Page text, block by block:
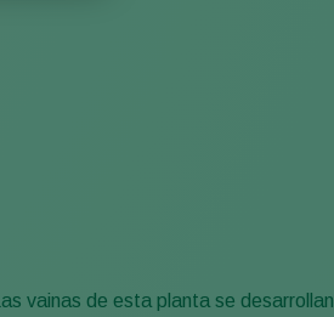
vainas de esta planta se desarrollan